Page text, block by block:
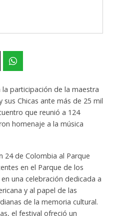
participación de la maestra
sus Chicas ante más de 25 mil
que reunió a 124
homenaje a la música
24 de Colombia al Parque
en el Parque de los
una celebración dedicada a
y al papel de las
de la memoria cultural.
el festival ofreció un